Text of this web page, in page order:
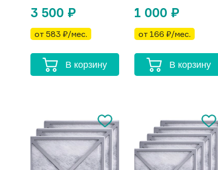
3 500 ₽
от 583 ₽/мес.
В корзину
1 000 ₽
от 166 ₽/мес.
В корзину